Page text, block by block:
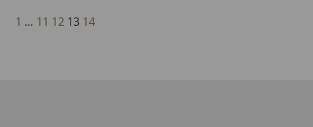
1 … 11 12 13 14